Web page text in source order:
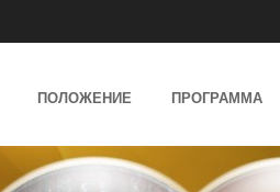
ПОЛОЖЕНИЕ ПРОГРАММА